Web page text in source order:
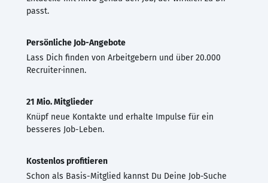
passt.
Persönliche Job-Angebote
Lass Dich finden von Arbeitgebern und über 20.000
Recruiter·innen.
21 Mio. Mitglieder
Knüpf neue Kontakte und erhalte Impulse für ein
besseres Job-Leben.
Kostenlos profitieren
Schon als Basis-Mitglied kannst Du Deine Job-Suche